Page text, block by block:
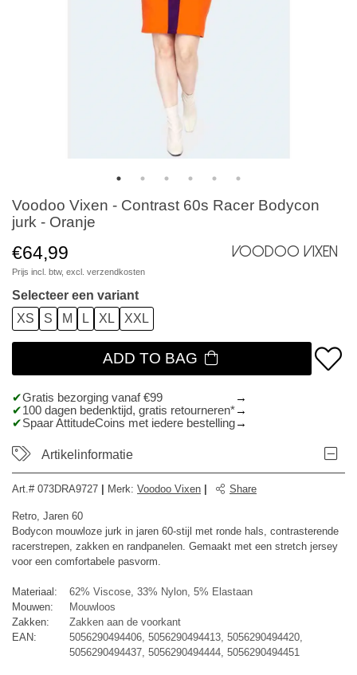
Voodoo Vixen - Contrast 60s Racer Bodycon
jurk - Oranje
€64,99
Prijs incl. btw, excl. verzendkosten
Voodoo Vixen
Selecteer een variant
XS
S M L XL XXL
ADD TO BAG
Gratis bezorging vanaf €99
100 dagen bedenktijd, gratis retourneren*
Spaar AttitudeCoins met iedere bestelling
Artikelinformatie
Art.# 073DRA9727 Merk: Voodoo Vixen Share
Retro, Jaren 60
Bodycon mouwloze jurk in jaren 60-stijl met ronde hals, contrasterende
racerstrepen, zakken en randpanelen. Gemaakt met een stretch jersey
voor een comfortabele pasvorm.
Materiaal:
62% Viscose, 33% Nylon, 5% Elastaan
Mouwen:
Mouwloos
Zakken:
Zakken aan de voorkant
EAN:
5056290494406, 5056290494413, 5056290494420,
5056290494437, 5056290494444, 5056290494451